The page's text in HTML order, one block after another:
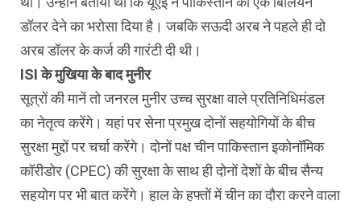
डॉलर देने का भरोसा दिया है। जबकि सऊदी अरब ने पहले ही दो
अरब डॉलर के कर्ज की गारंटी दी थी।
ISI के मुखिया के बाद मुनीर
सूत्रों की मानें तो जनरल मुनीर उच्च सुरक्षा वाले प्रतिनिधिमंडल
का नेतृत्व करेंगे। यहां पर सेना प्रमुख दोनों सहयोगियों के बीच
सुरक्षा मुद्दों पर चर्चा करेंगे। दोनों पक्ष चीन पाकिस्‍तान इकोनॉमिक
कॉरीडोर (CPEC) की सुरक्षा के साथ ही दोनों देशों के बीच सैन्‍य
सहयोग पर भी बात करेंगे। हाल के हफ्तों में चीन का दौरा करने वाला